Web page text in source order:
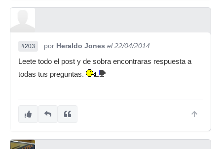
#203 por Heraldo Jones el 22/04/2014
Leete todo el post y de sobra encontraras respuesta a
todas tus preguntas.